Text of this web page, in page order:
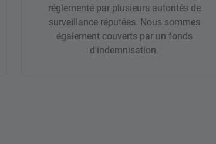
réglementé par plusieurs autorités de
surveillance réputées. Nous sommes
également couverts par un fonds
d'indemnisation.